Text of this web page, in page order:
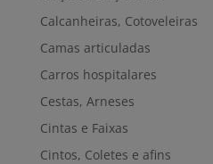
Calcanheiras, Cotoveleiras
Camas articuladas
Carros hospitalares
Cestas, Arneses
Cintas e Faixas
Cintos, Coletes e afins